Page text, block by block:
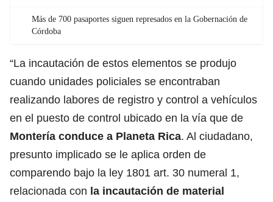
Más de 700 pasaportes siguen represados en la Gobernación de
Córdoba
“La incautación de estos elementos se produjo
cuando unidades policiales se encontraban
realizando labores de registro y control a vehículos
en el puesto de control ubicado en la vía que de
Montería conduce a Planeta Rica. Al ciudadano,
presunto implicado se le aplica orden de
comparendo bajo la ley 1801 art. 30 numeral 1,
relacionada con la incautación de material